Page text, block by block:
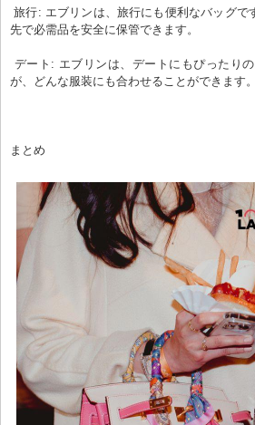
旅行: エブリンは、旅行にも便利なバッグです。その丈夫な素材と実用的なポケットで、旅
先で必需品を安全に保管できます。
が、どんな服装にも合わせることができます。
まとめ